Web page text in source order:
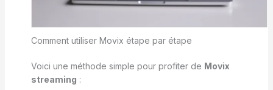
Comment utiliser Movix étape par étape
Voici une méthode simple pour profiter de Movix
streaming :